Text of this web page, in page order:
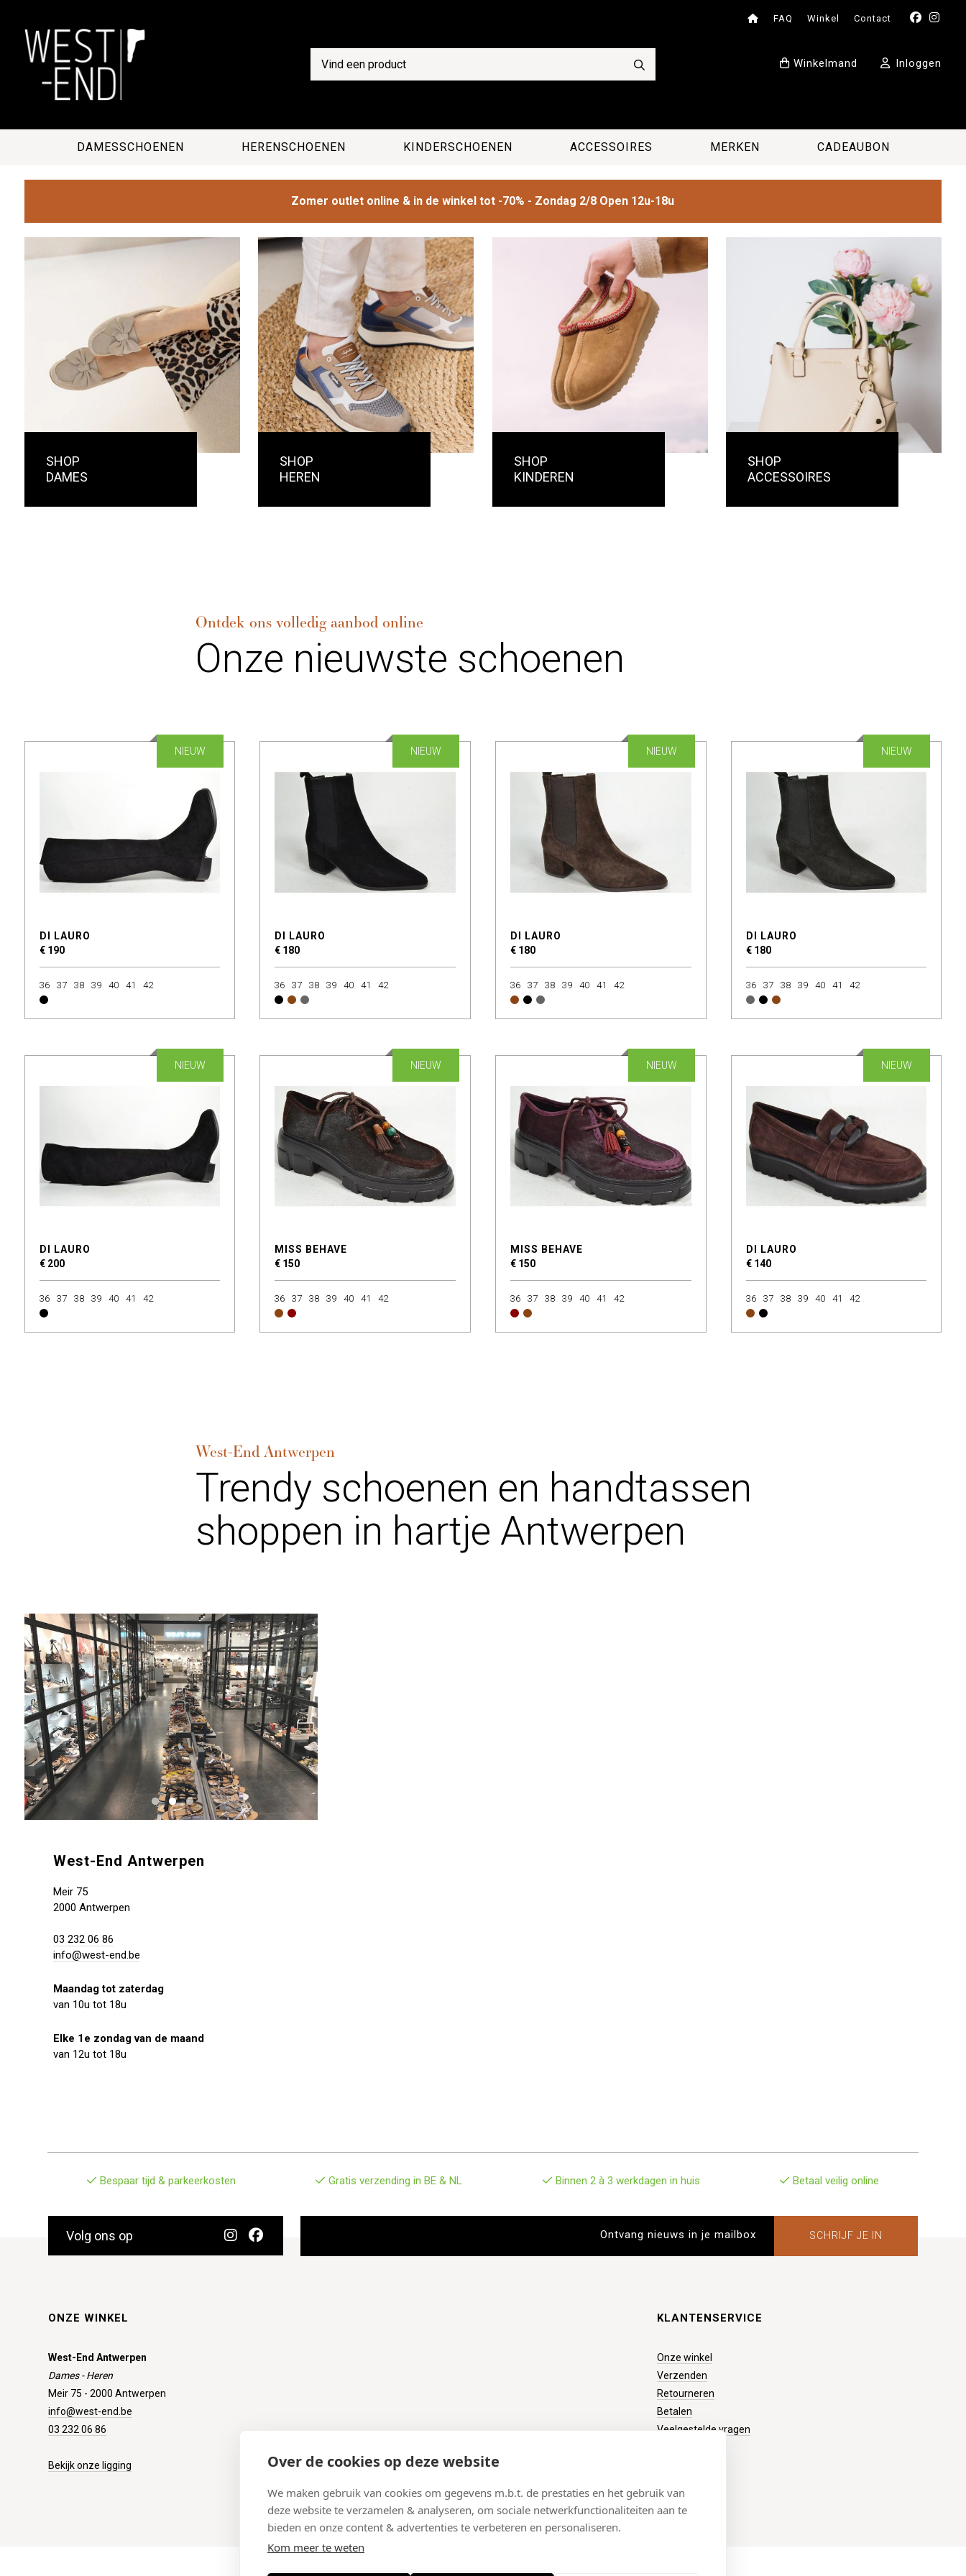
Over de cookies op deze website
We maken gebruik van cookies om gegevens m.b.t. de prestaties en het gebruik van
deze website te verzamelen & analyseren, om sociale netwerkfunctionaliteiten aan te
bieden en onze content & advertenties te verbeteren en personaliseren.
Kom meer te weten
FAQ Winkel Contact
Inloggen
Winkelmand
DAMESSCHOENEN HERENSCHOENEN KINDERSCHOENEN ACCESSOIRES MERKEN CADEAUBON
Zomer outlet online & in de winkel tot -70% - Zondag 2/8 Open 12u-18u
SHOP
DAMES
SHOP
HEREN
SHOP
KINDEREN
SHOP
ACCESSOIRES
Ontdek ons volledig aanbod online
Onze nieuwste schoenen
DI LAURO
€ 190
NIEUW
36 37 38 39 40 41 42
DI LAURO
€ 180
NIEUW
36 37 38 39 40 41 42
DI LAURO
€ 180
NIEUW
36 37 38 39 40 41 42
DI LAURO
€ 180
NIEUW
36 37 38 39 40 41 42
DI LAURO
€ 200
NIEUW
36 37 38 39 40 41 42
MISS BEHAVE
€ 150
NIEUW
36 37 38 39 40 41 42
MISS BEHAVE
€ 150
NIEUW
36 37 38 39 40 41 42
DI LAURO
€ 140
NIEUW
36 37 38 39 40 41 42
West-End Antwerpen
Trendy schoenen en handtassen
shoppen in hartje Antwerpen
West-End Antwerpen
Meir 75
2000 Antwerpen
03 232 06 86
info@west-end.be
Maandag tot zaterdag
van 10u tot 18u
Elke 1e zondag van de maand
van 12u tot 18u
Bespaar tijd & parkeerkosten Gratis verzending in BE & NL Binnen 2 à 3 werkdagen in huis Betaal veilig online
Volg ons op SCHRIJF JE IN
ONZE WINKEL
West-End Antwerpen
Dames - Heren
Meir 75 - 2000 Antwerpen
info@west-end.be
03 232 06 86
Bekijk onze ligging
KLANTENSERVICE
Onze winkel
Verzenden
Retourneren
Betalen
Veelgestelde vragen